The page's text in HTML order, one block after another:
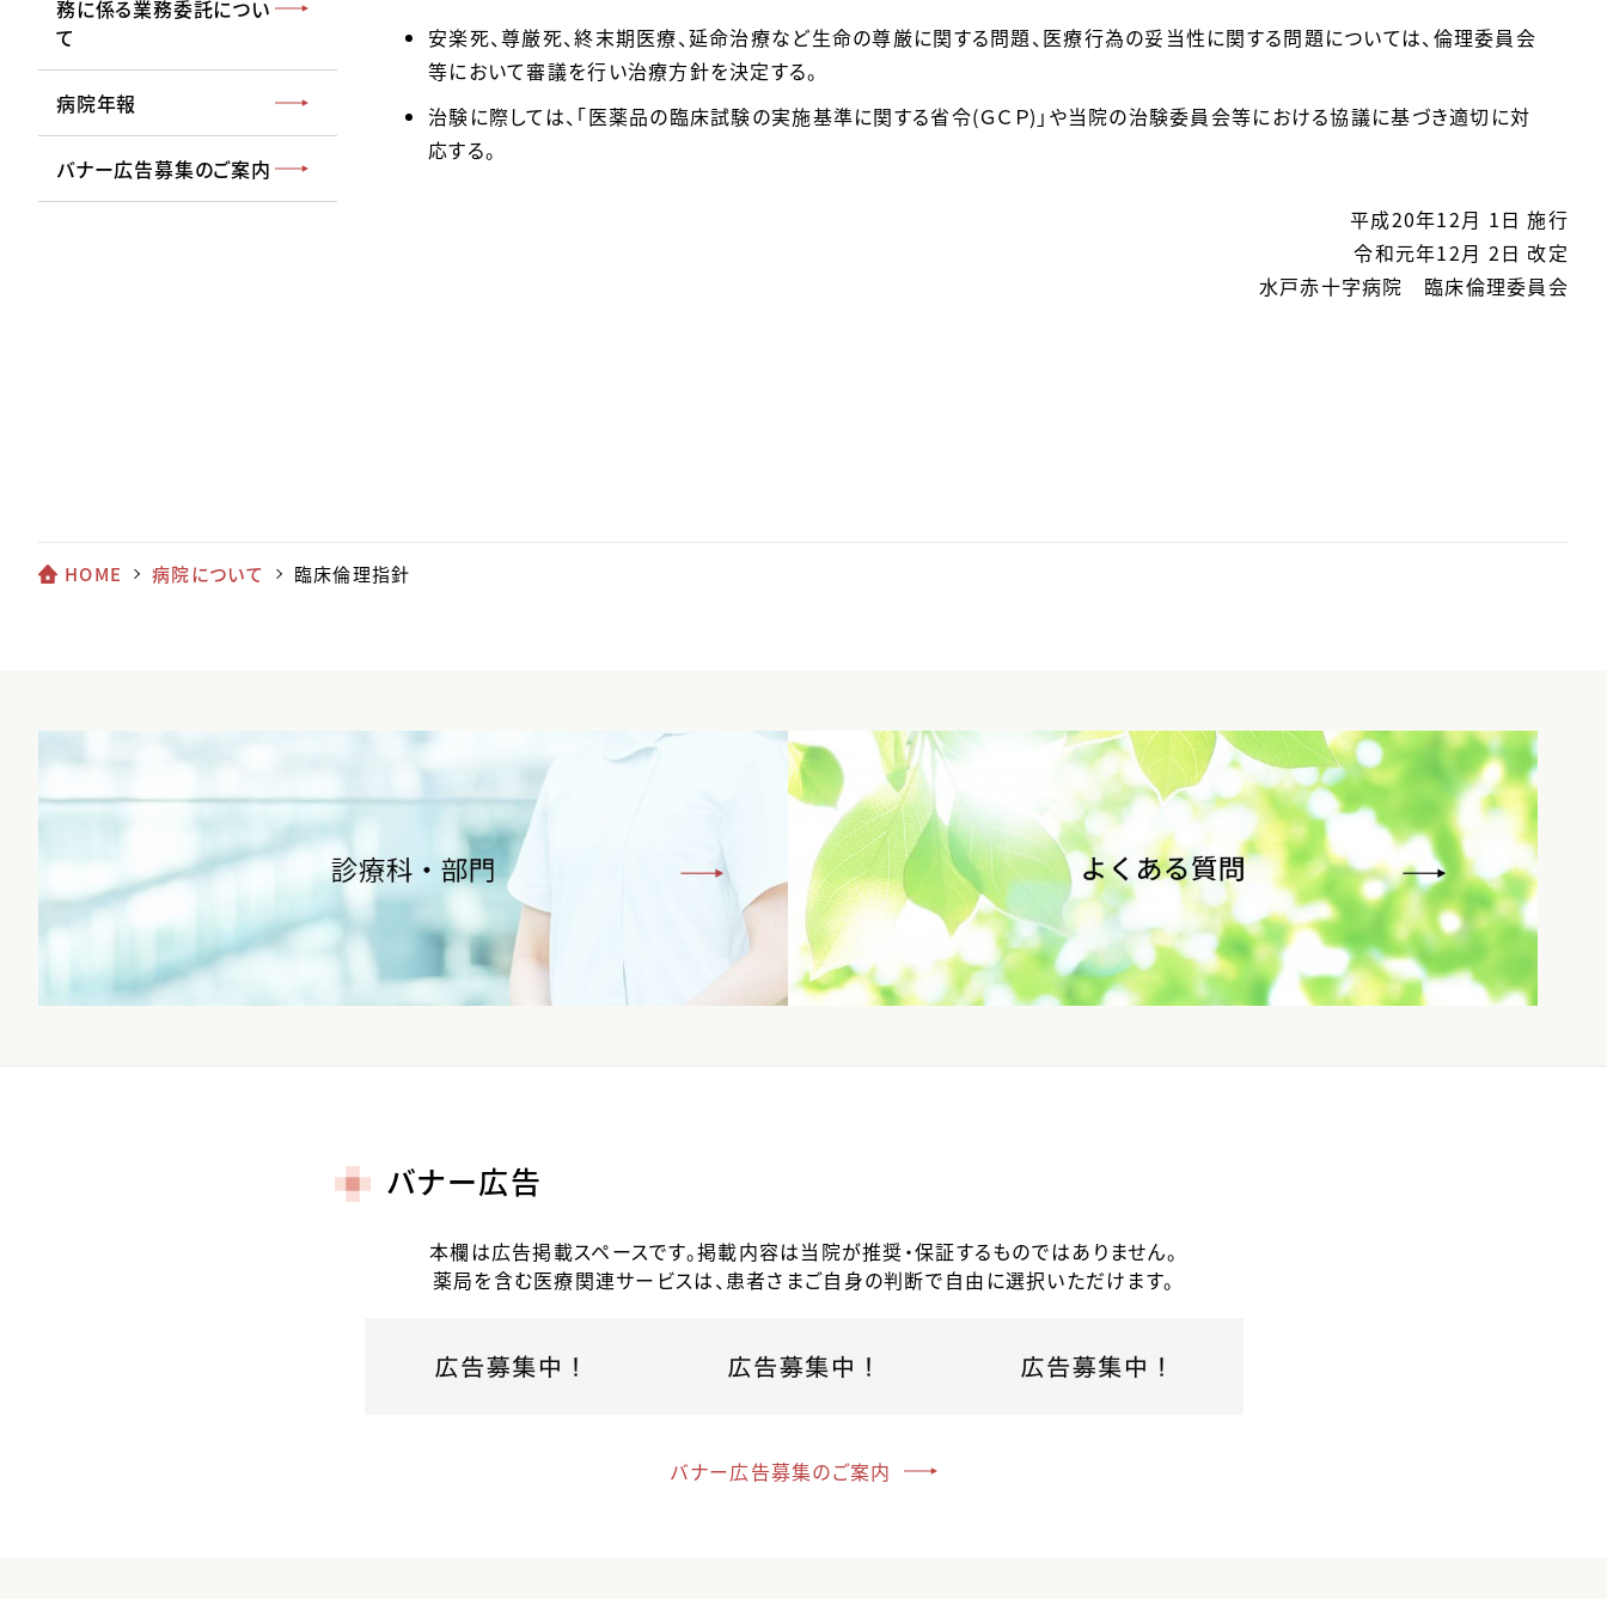
安楽死、尊厳死、終末期医療、延命治療など生命の尊厳に関する問題、医療行為の妥当性に関する問題については、倫理委員会
等において審議を行い治療方針を決定する。
治験に際しては、「医薬品の臨床試験の実施基準に関する省令(ＧＣＰ)」や当院の治験委員会等における協議に基づき適切に対
応する。
平成20年12月 1日 施行
令和元年12月 2日 改定
水戸赤十字病院 臨床倫理委員会
務に係る業務委託につい
て
病院年報
バナー広告募集のご案内
HOME 病院について 臨床倫理指針
バナー広告
本欄は広告掲載スペースです。掲載内容は当院が推奨・保証するものではありません。
薬局を含む医療関連サービスは、患者さまご自身の判断で自由に選択いただけます。
バナー広告募集のご案内